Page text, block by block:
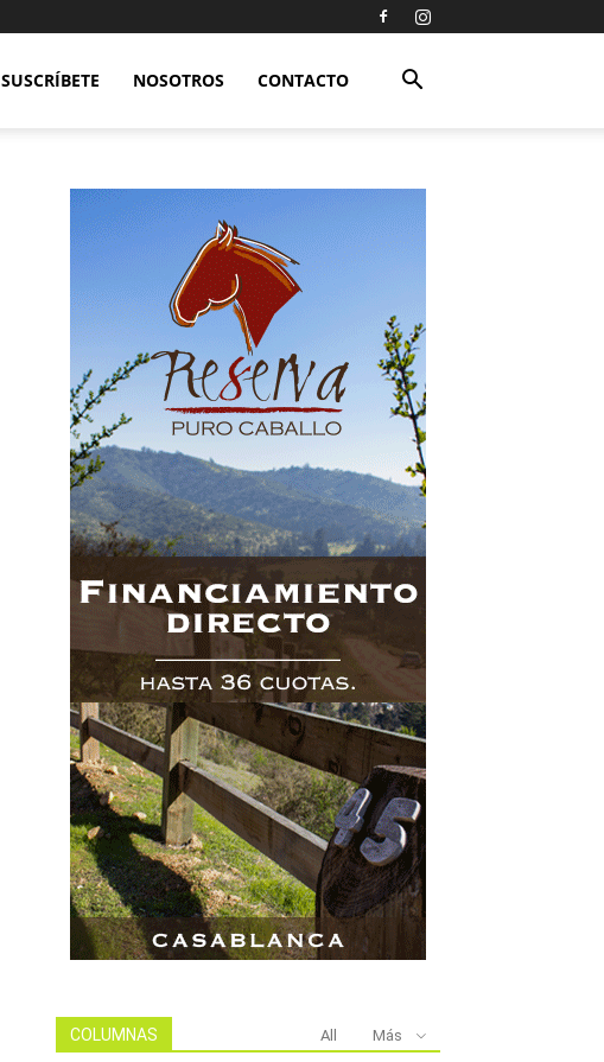
SUSCRÍBETE NOSOTROS CONTACTO
COLUMNAS All Más